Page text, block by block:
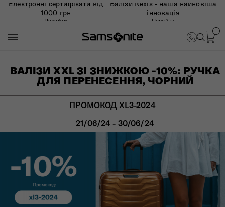
Електронні сертифікати від
1000 грн
Перейти
Валізи Nexis - наша найновіша
інновація
Перейти
ВАЛІЗИ XXL ЗІ ЗНИЖКОЮ -10%: РУЧКА
ДЛЯ ПЕРЕНЕСЕННЯ, ЧОРНИЙ
ПРОМОКОД XL3-2024
21/06/24 - 30/06/24